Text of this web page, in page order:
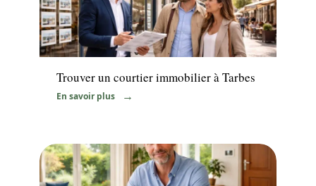
News
Trouver un courtier immobilier à Tarbes
En savoir plus